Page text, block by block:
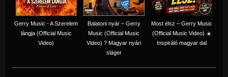
Gerry Music - A Szerelem
lángja (Official Music
Video)
Balatoni nyár – Gerry
Music (Official Music
Video) ? Magyar nyári
sláger
Most élsz – Gerry Music
(Official Music Video) ☀️
Inspiráló magyar dal